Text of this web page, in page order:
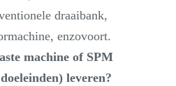
draaibank,
enzovoort.
machine of SPM
leveren?